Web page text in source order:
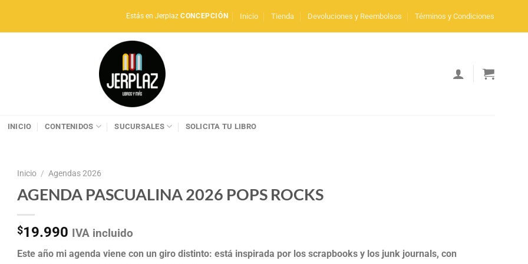
Estás en JerplazCONCEPCIÓN Inicio Tienda Devoluciones y Reembolsos Términos y Condiciones
INICIO CONTENIDOS SUCURSALES SOLICITA TU LIBRO
Inicio / Agendas 2026
AGENDA PASCUALINA 2026 POPS ROCKS
$19.990 IVA incluido
Este año mi agenda viene con un giro distinto: está inspirada por los scrapbooks y los junk journals, con